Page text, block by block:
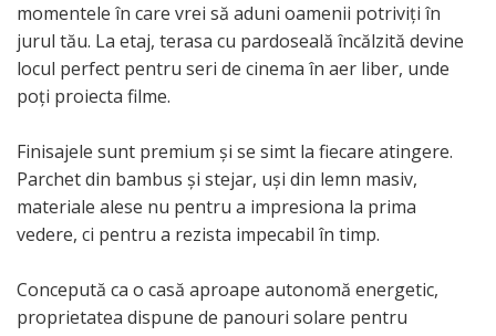
momentele în care vrei să aduni oamenii potriviți în
jurul tău. La etaj, terasa cu pardoseală încălzită devine
locul perfect pentru seri de cinema în aer liber, unde
poți proiecta filme.
Finisajele sunt premium și se simt la fiecare atingere.
Parchet din bambus și stejar, uși din lemn masiv,
materiale alese nu pentru a impresiona la prima
vedere, ci pentru a rezista impecabil în timp.
Concepută ca o casă aproape autonomă energetic,
proprietatea dispune de panouri solare pentru